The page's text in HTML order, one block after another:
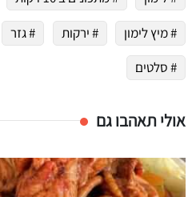
# מיץ לימון
# ירקות # גזר
# סלטים
אולי תאהבו גם